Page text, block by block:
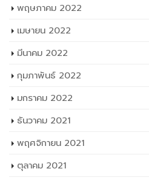
พฤษภาคม 2022
เมษายน 2022
มีนาคม 2022
กุมภาพันธ์ 2022
มกราคม 2022
ธันวาคม 2021
พฤศจิกายน 2021
ตุลาคม 2021